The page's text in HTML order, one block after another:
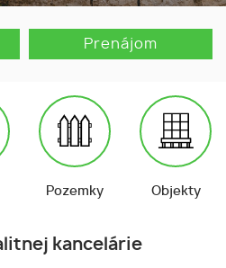
Prenájom
Pozemky Objekty
kancelárie